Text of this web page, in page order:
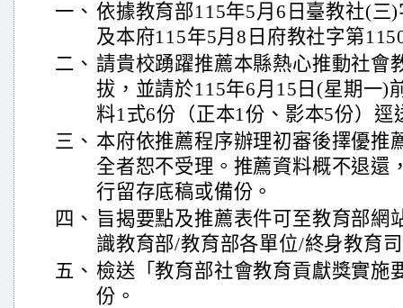
一、 依據教育部115年5月6日臺教社(三
及本府115年5月8日府教社字第
二、 請貴校踴躍推薦本縣熱心推動社會
拔，並請於115年6月15日(星期一)
料1式6份（正本1份、影本5份）逕
三、 本府依推薦程序辦理初審後擇優推
全者恕不受理。推薦資料概不退還
行留存底稿或備份。
四、 旨揭要點及推薦表件可至教育部網
識教育部/教育部各單位/終身教育
五、 檢送「教育部社會教育貢獻獎實施
份。